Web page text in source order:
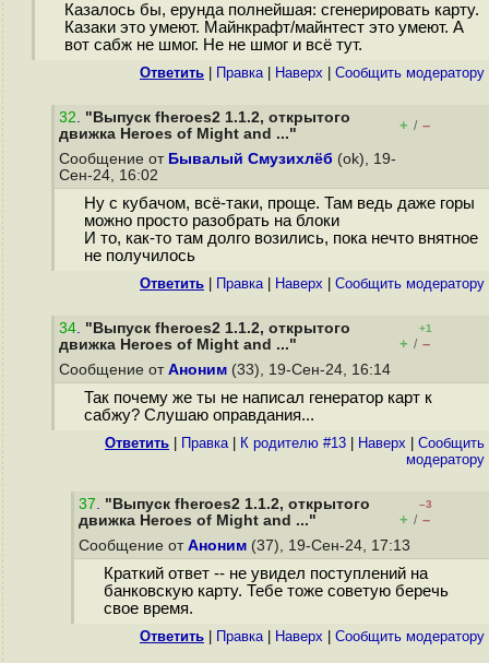
Казалось бы, ерунда полнейшая: сгенерировать карту.
Казаки это умеют. Майнкрафт/майнтест это умеют. А
вот сабж не шмог. Не не шмог и всё тут.
Ответить Правка| Наверх Cообщить модератору
32. "Выпуск fheroes2 1.1.2, открытого
движка Heroes of Might and ..."
+ / –
Сообщение от Бывалый Смузихлёб (ok), 19-
Сен-24, 16:02
Ну с кубачом, всё-таки, проще. Там ведь даже горы
можно просто разобрать на блоки
И то, как-то там долго возились, пока нечто внятное
не получилось
Ответить Правка| Наверх Cообщить модератору
34. "Выпуск fheroes2 1.1.2, открытого
движка Heroes of Might and ..."
+1
+ / –
Сообщение от Аноним (33), 19-Сен-24, 16:14
Так почему же ты не написал генератор карт к
сабжу? Слушаю оправдания...
Ответить Правка| К родителю #13 Наверх
Cообщить
модератору
37. "Выпуск fheroes2 1.1.2, открытого
движка Heroes of Might and ..."
–3
+ / –
Сообщение от Аноним (37), 19-Сен-24, 17:13
Краткий ответ -- не увидел поступлений на
банковскую карту. Тебе тоже советую беречь
свое время.
Ответить Правка| Наверх Cообщить модератору